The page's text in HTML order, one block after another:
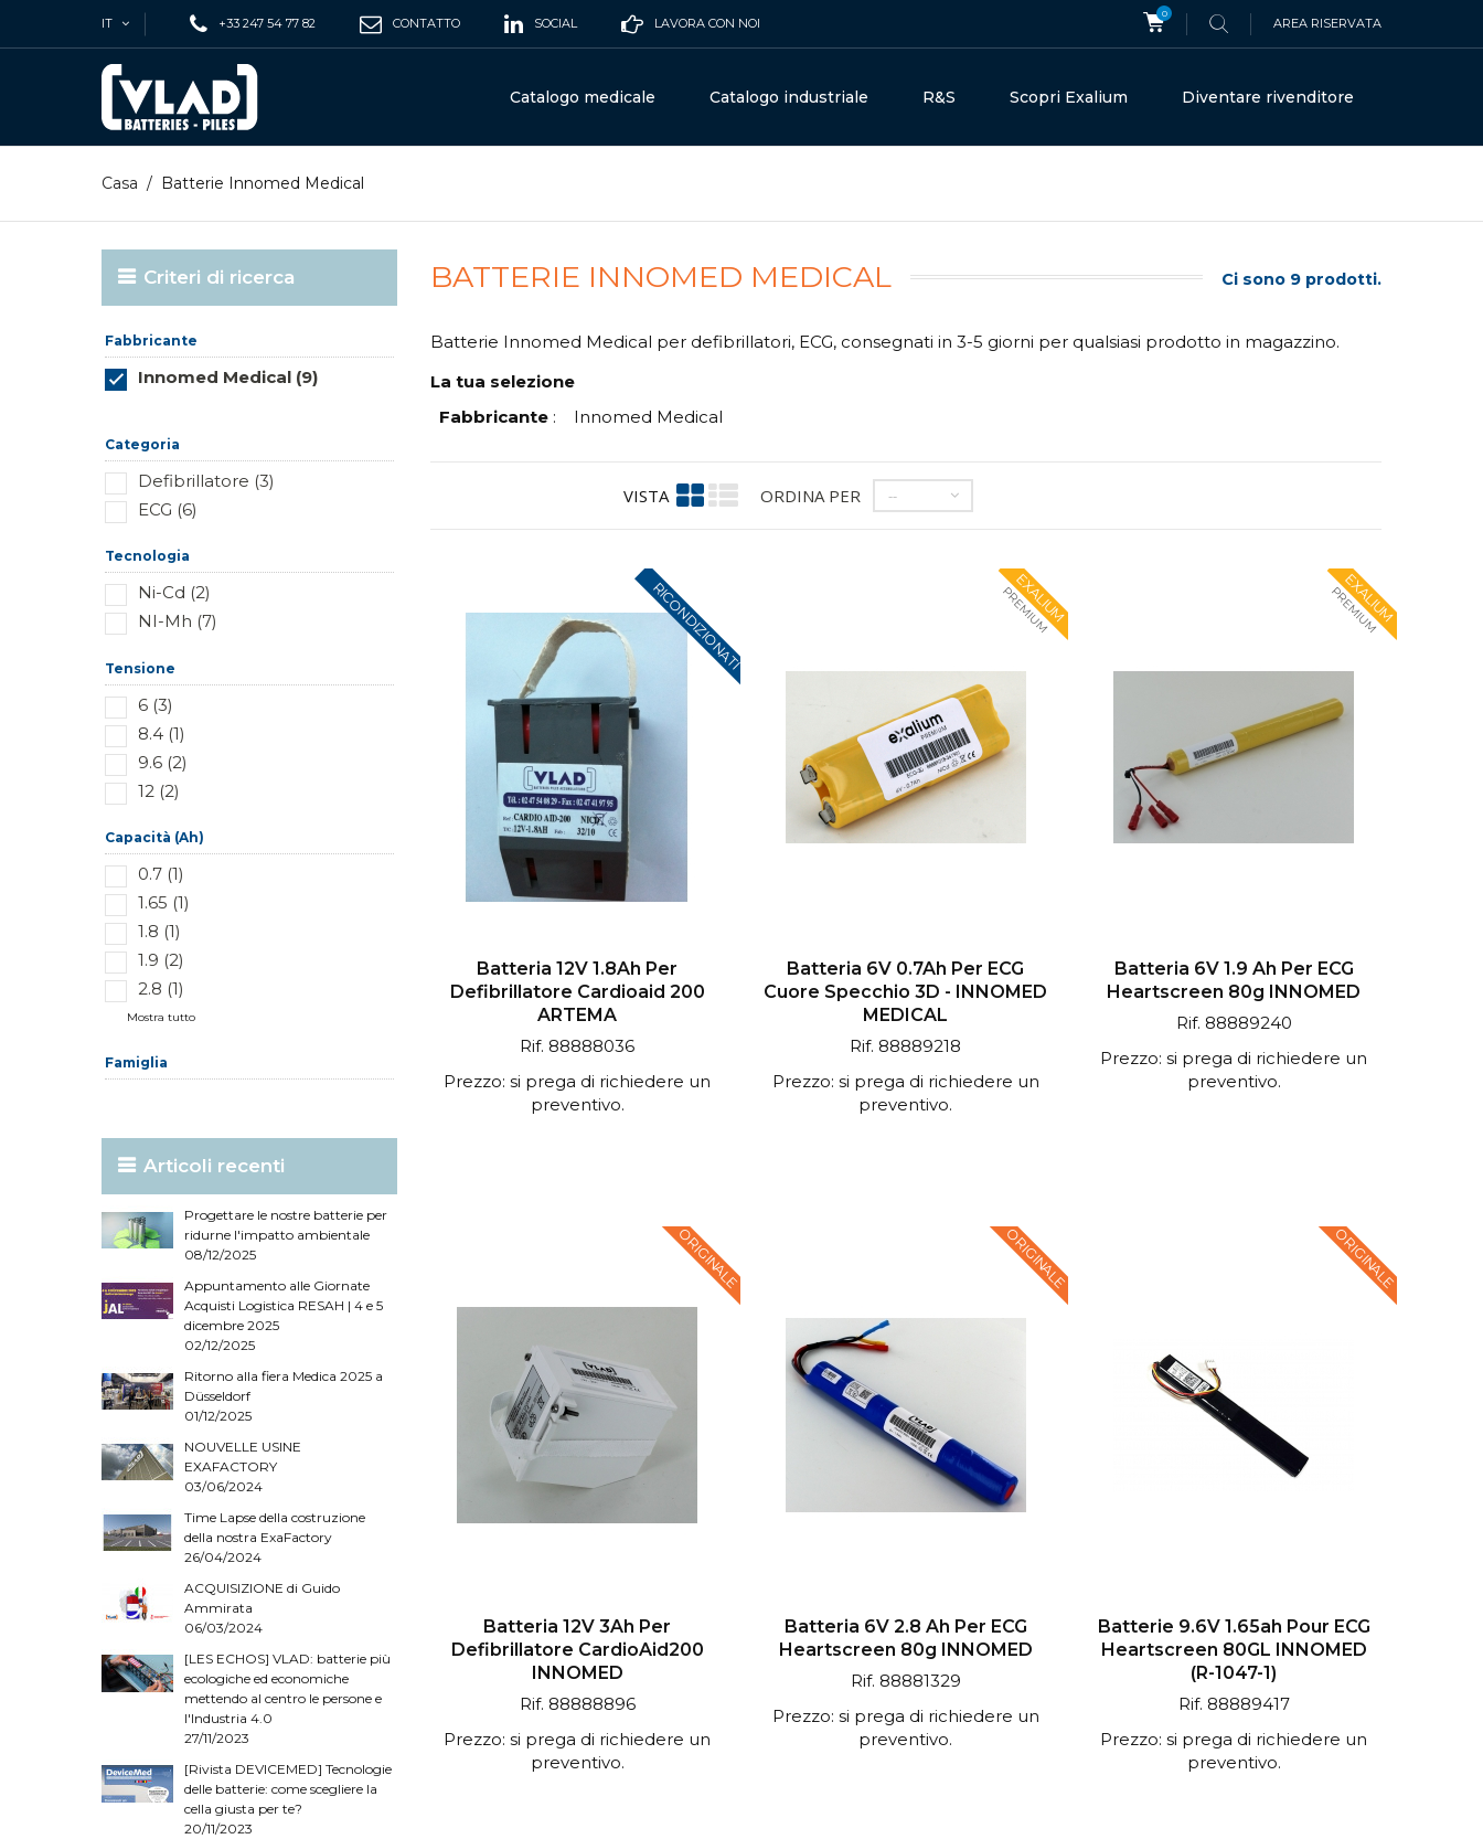
IT +33 247 54 77 82 CONTATTO SOCIAL LAVORA CON NOI
0
AREA RISERVATA
Catalogo medicale Catalogo industriale R&S Scopri Exalium Diventare rivenditore
Casa / Batterie Innomed Medical
Criteri di ricerca
Fabbricante
Innomed Medical (9)
Categoria
Defibrillatore (3)
ECG (6)
Tecnologia
Ni-Cd (2)
NI-Mh (7)
Tensione
6 (3)
8.4 (1)
9.6 (2)
12 (2)
Capacità (Ah)
0.7 (1)
1.65 (1)
1.8 (1)
1.9 (2)
2.8 (1)
Mostra tutto
Famiglia
Articoli recenti
Progettare le nostre batterie per
ridurne l'impatto ambientale
08/12/2025
Appuntamento alle Giornate
Acquisti Logistica RESAH | 4 e 5
dicembre 2025
02/12/2025
Ritorno alla fiera Medica 2025 a
Düsseldorf
01/12/2025
NOUVELLE USINE
EXAFACTORY
03/06/2024
Time Lapse della costruzione
della nostra ExaFactory
26/04/2024
ACQUISIZIONE di Guido
Ammirata
06/03/2024
[LES ECHOS] VLAD: batterie più
ecologiche ed economiche
mettendo al centro le persone e
l'Industria 4.0
27/11/2023
[Rivista DEVICEMED] Tecnologie
delle batterie: come scegliere la
cella giusta per te?
20/11/2023
BATTERIE INNOMED MEDICAL Ci sono 9 prodotti.
Batterie Innomed Medical per defibrillatori, ECG, consegnati in 3-5 giorni per qualsiasi prodotto in magazzino.
La tua selezione
Fabbricante: Innomed Medical
VISTA ORDINA PER --
RICONDIZIONATI
Batteria 12V 1.8Ah Per
Defibrillatore Cardioaid 200
ARTEMA
Rif. 88888036
Prezzo: si prega di richiedere un
preventivo.
EXALIUM
PREMIUM
Batteria 6V 0.7Ah Per ECG
Cuore Specchio 3D - INNOMED
MEDICAL
Rif. 88889218
Prezzo: si prega di richiedere un
preventivo.
EXALIUM
PREMIUM
Batteria 6V 1.9 Ah Per ECG
Heartscreen 80g INNOMED
Rif. 88889240
Prezzo: si prega di richiedere un
preventivo.
ORIGINALE
Batteria 12V 3Ah Per
Defibrillatore CardioAid200
INNOMED
Rif. 88888896
Prezzo: si prega di richiedere un
preventivo.
ORIGINALE
Batteria 6V 2.8 Ah Per ECG
Heartscreen 80g INNOMED
Rif. 88881329
Prezzo: si prega di richiedere un
preventivo.
ORIGINALE
Batterie 9.6V 1.65ah Pour ECG
Heartscreen 80GL INNOMED
(R-1047-1)
Rif. 88889417
Prezzo: si prega di richiedere un
preventivo.